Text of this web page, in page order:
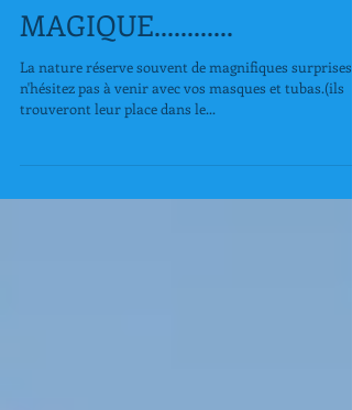
UN MOMENT
MAGIQUE............
La nature réserve souvent de magnifiques surprises!
n'hésitez pas à venir avec vos masques et tubas.(ils